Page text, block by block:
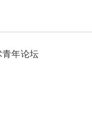
青年论坛